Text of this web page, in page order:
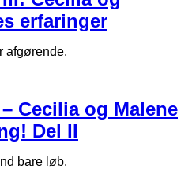
erfaringer
afgørende.
Cecilia og Malene
Del II
bare løb.